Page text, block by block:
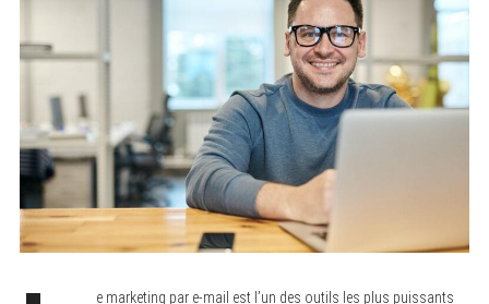
e marketing par e-mail est l’un des outils les plus puissants